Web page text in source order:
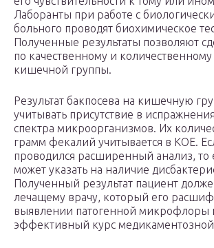
Лаборанты при работе с
больного проводят биохимическое
Полученные результаты позволяют
по качественному и количественному
кишечной группы.
Результат бакпосева на кишечную
учитывать присутствие в
спектра микроорганизмов. Их
грамм фекалий учитывается в КОЕ.
проводился расширенный анализ, то
может указать на наличие
Полученный результат пациент
лечащему врачу, который его
выявлении патогенной микрофлоры
эффективный курс